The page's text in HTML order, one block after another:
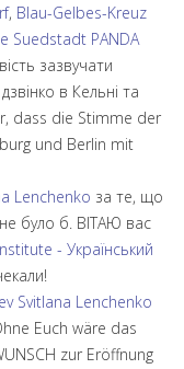
, Blau-Gelbes-Kreuz
Suedstadt PANDA
зазвучати
в Кельні та
dass die Stimme der
und Berlin mit
Lenchenko за те, що
було б. ВІТАЮ вас
- Український
Svitlana Lenchenko
Euch wäre das
zur Eröffnung